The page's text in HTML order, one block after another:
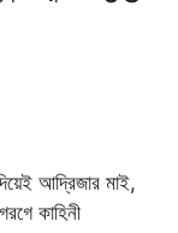
আদ্রিজার মাই,
কাহিনী